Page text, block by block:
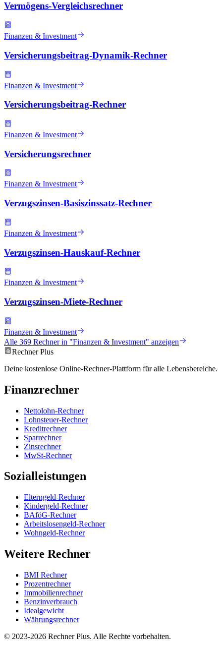
Vermögens-Vergleichsrechner
Finanzen & Investment
Versicherungsbeitrag-Dynamik-Rechner
Finanzen & Investment
Versicherungsbeitrag-Rechner
Finanzen & Investment
Versicherungsrechner
Finanzen & Investment
Verzugszinsen-Basiszinssatz-Rechner
Finanzen & Investment
Verzugszinsen-Hauskauf-Rechner
Finanzen & Investment
Verzugszinsen-Miete-Rechner
Finanzen & Investment
Alle 369 Rechner in "Finanzen & Investment" anzeigen
Rechner Plus
Deine kostenlose Online-Rechner-Plattform für alle Lebensbereiche.
Finanzrechner
Nettolohn-Rechner
Lohnsteuer-Rechner
Kreditrechner
Sparrechner
Zinsrechner
MwSt-Rechner
Sozialleistungen
Elterngeld-Rechner
Kindergeld-Rechner
BAföG-Rechner
Arbeitslosengeld-Rechner
Wohngeld-Rechner
Weitere Rechner
BMI Rechner
Prozentrechner
Immobilienrechner
Benzinverbrauch
Idealgewicht
Währungsrechner
© 2023-2026 Rechner Plus. Alle Rechte vorbehalten.